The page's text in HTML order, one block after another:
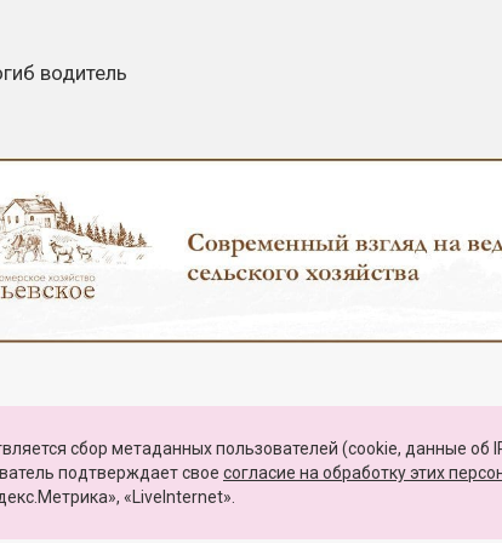
водитель
КОНТАКТЫ ПАРТНЕРЫ КАРТА САЙТА
сбор метаданных пользователей (cookie, данные об
подтверждает свое согласие на обработку этих
«LiveInternet».